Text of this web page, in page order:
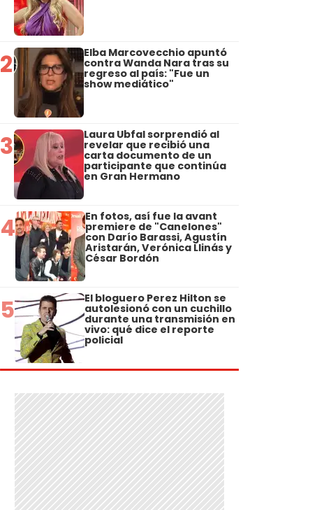
2 Elba Marcovecchio apuntó
contra Wanda Nara tras su
regreso al país: "Fue un
show mediático"
3 Laura Ubfal sorprendió al
revelar que recibió una
carta documento de un
participante que continúa
en Gran Hermano
4 En fotos, así fue la avant
premiere de "Canelones"
con Darío Barassi, Agustín
Aristarán, Verónica Llinás y
César Bordón
5 El bloguero Perez Hilton se
autolesionó con un cuchillo
durante una transmisión en
vivo: qué dice el reporte
policial